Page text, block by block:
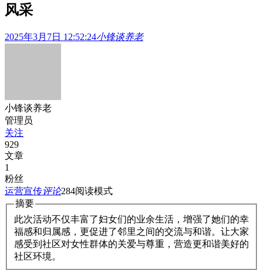
风采
2025年3月7日 12:52:24小锋谈养老
小锋谈养老
管理员
关注
929
文章
1
粉丝
运营宣传评论284阅读模式
摘要
此次活动不仅丰富了妇女们的业余生活，增强了她们的幸
福感和归属感，更促进了邻里之间的交流与和谐。让大家
感受到社区对女性群体的关爱与尊重，营造更和谐美好的
社区环境。